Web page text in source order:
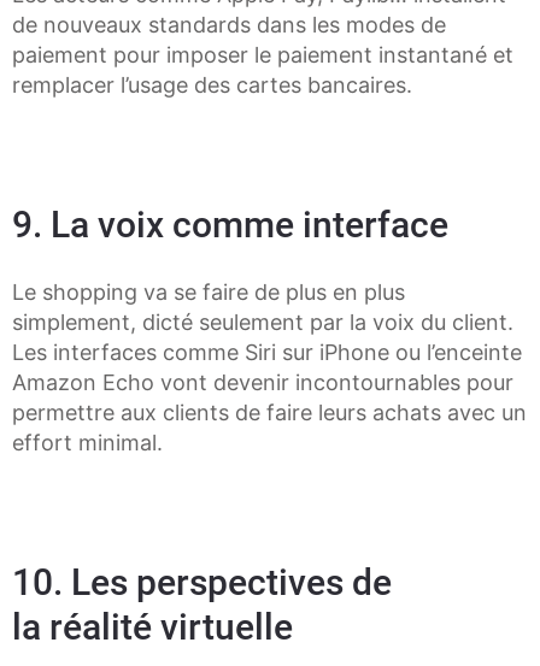
de nouveaux standards dans les modes de
paiement pour imposer le paiement instantané et
remplacer l’usage des cartes bancaires.
9. La voix comme interface
Le shopping va se faire de plus en plus
simplement, dicté seulement par la voix du client.
Les interfaces comme Siri sur iPhone ou l’enceinte
Amazon Echo vont devenir incontournables pour
permettre aux clients de faire leurs achats avec un
effort minimal.
10. Les perspectives de
la réalité virtuelle